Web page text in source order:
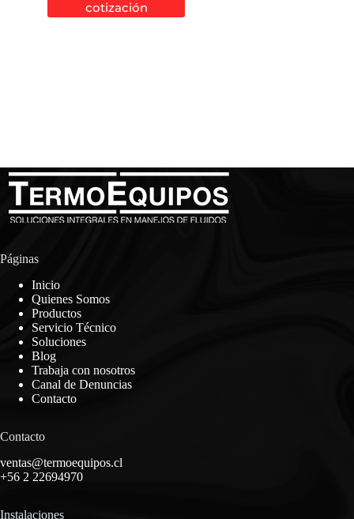
cotización
Páginas
Inicio
Quienes Somos
Productos
Servicio Técnico
Soluciones
Blog
Trabaja con nosotros
Canal de Denuncias
Contacto
Contacto
ventas@termoequipos.cl
+56 2 22694970
Instalaciones